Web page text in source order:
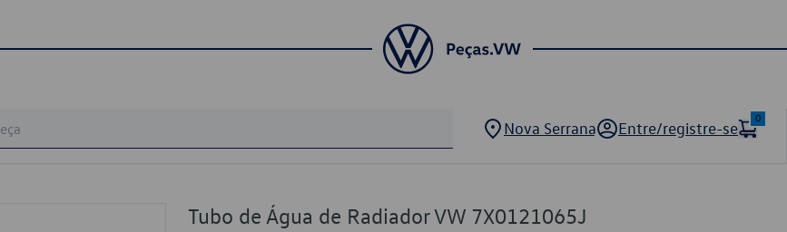
Nova Serrana Entre/registre-se
0
Tubo de Água de Radiador VW 7X0121065J